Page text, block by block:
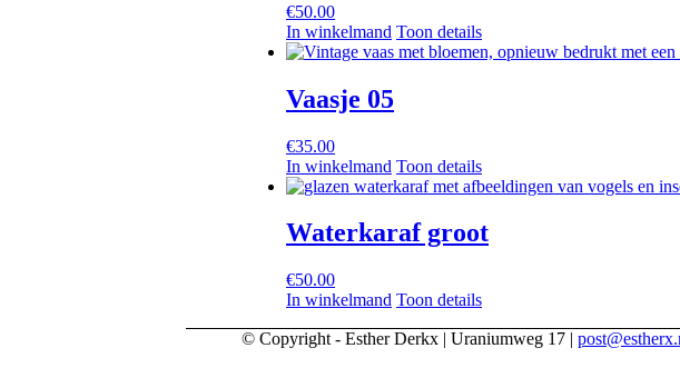
€50.00
In winkelmand Toon details
Vaasje 05
€35.00
In winkelmand Toon details
Waterkaraf groot
€50.00
In winkelmand Toon details
© Copyright - Esther Derkx | Uraniumweg 17 |